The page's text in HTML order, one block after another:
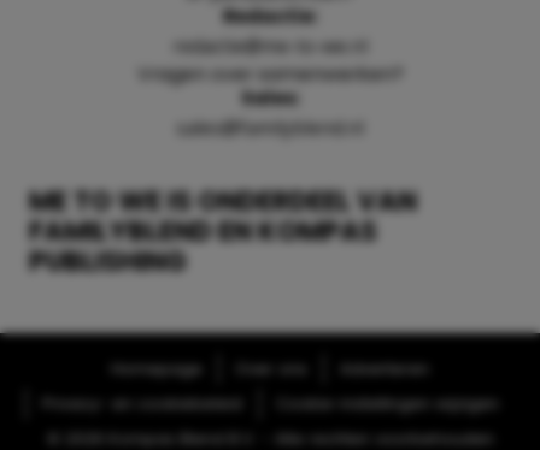
ME TO WE IS ONDERDEEL VAN
FAMILYBLEND EN KOMPAS
PUBLISHING
Redactie:
redactie@me-to-we.nl
Vragen over samenwerken?
Sales:
sales@familyblend.nl
Homepage